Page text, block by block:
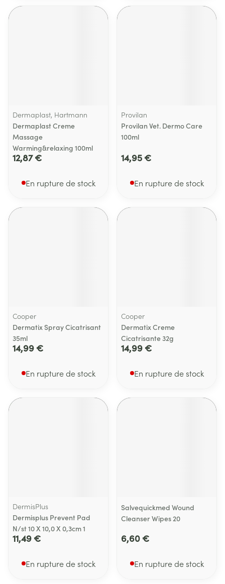
Dermaplast, Hartmann
Dermaplast Creme
Massage
Warming&relaxing 100ml
12,87 €
En rupture de stock
Provilan
Provilan Vet. Dermo Care
100ml
14,95 €
En rupture de stock
Cooper
Dermatix Spray Cicatrisant
35ml
14,99 €
En rupture de stock
Cooper
Dermatix Creme
Cicatrisante 32g
14,99 €
En rupture de stock
DermisPlus
Dermisplus Prevent Pad
N/st 10 X 10,0 X 0,3cm 1
11,49 €
En rupture de stock
Salvequickmed Wound
Cleanser Wipes 20
6,60 €
En rupture de stock